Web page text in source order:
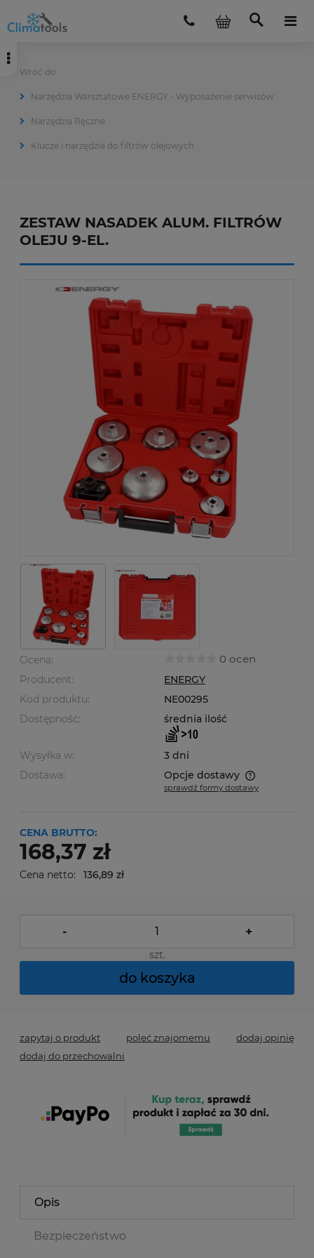
Narzędzia Warsztatowe ENERGY - Wyposażenie serwisów
Narzędzia Ręczne
Klucze i narzędzia do filtrów olejowych
ZESTAW NASADEK ALUM. FILTRÓW
OLEJU 9-EL.
Ocena: 0 ocen
Producent:
ENERGY
Kod produktu:
NE00295
Dostępność:
średnia ilość
Wysyłka w:
3 dni
Dostawa:
Opcje dostawy
Cena nie zawiera ewentualnych kosztów płatności
sprawdź formy dostawy
CENA BRUTTO:
168,37 zł
Cena netto: 136,89 zł
- +
szt.
do koszyka
zapytaj o produkt poleć znajomemu
dodaj opinię
dodaj do przechowalni
Opis
Bezpieczeństwo